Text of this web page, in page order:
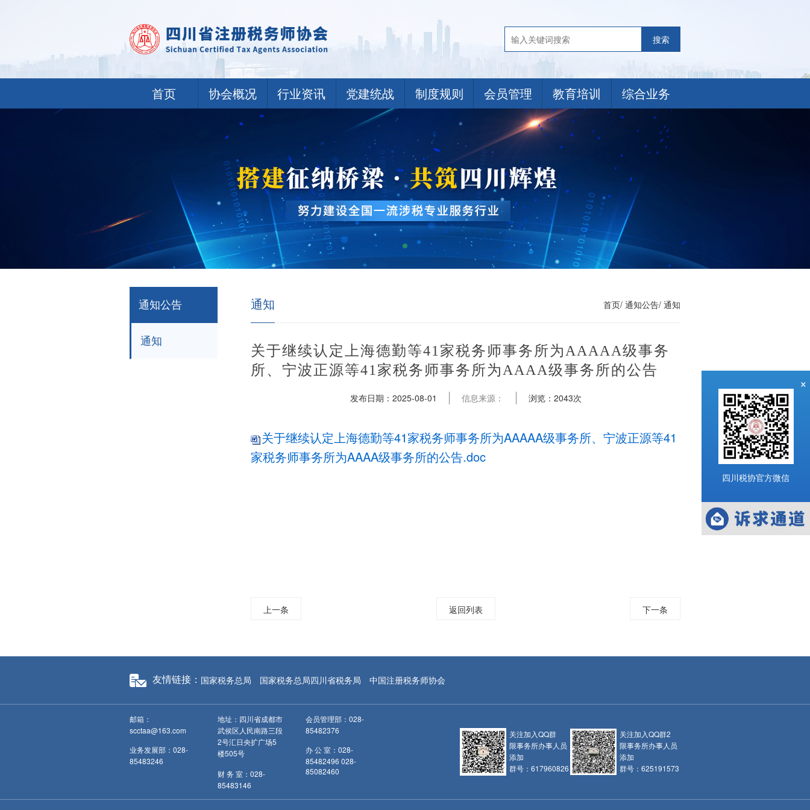
×
四川税协官方微信
搜索
首页 协会概况 行业资讯 党建统战 制度规则 会员管理 教育培训 综合业务
通知公告
通知
通知 首页/ 通知公告/ 通知
关于继续认定上海德勤等41家税务师事务所为AAAAA级事务
所、宁波正源等41家税务师事务所为AAAA级事务所的公告
发布日期： 2025-08-01 信息来源： 浏览： 2043次
关于继续认定上海德勤等41家税务师事务所为AAAAA级事务所、宁波正源等41
家税务师事务所为AAAA级事务所的公告.doc
上一条 返回列表 下一条
友情链接： 国家税务总局 国家税务总局四川省税务局 中国注册税务师协会
邮箱：
scctaa@163.com
业务发展部：028-
85483246
地址：四川省成都市
武侯区人民南路三段
2号汇日央扩广场5
楼505号
财 务 室：028-
85483146
会员管理部：028-
85482376
办 公 室：028-
85482496 028-
85082460
关注加入QQ群
限事务所办事人员
添加
群号：617960826
关注加入QQ群2
限事务所办事人员
添加
群号：625191573